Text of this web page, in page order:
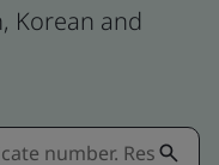
Korean and